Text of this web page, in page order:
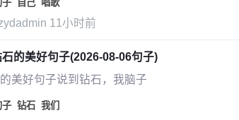
子 自己 唱歌
11小时前
石的美好句子(2026-08-06句子)
美好句子说到钻石，我脑子
子 钻石 我们